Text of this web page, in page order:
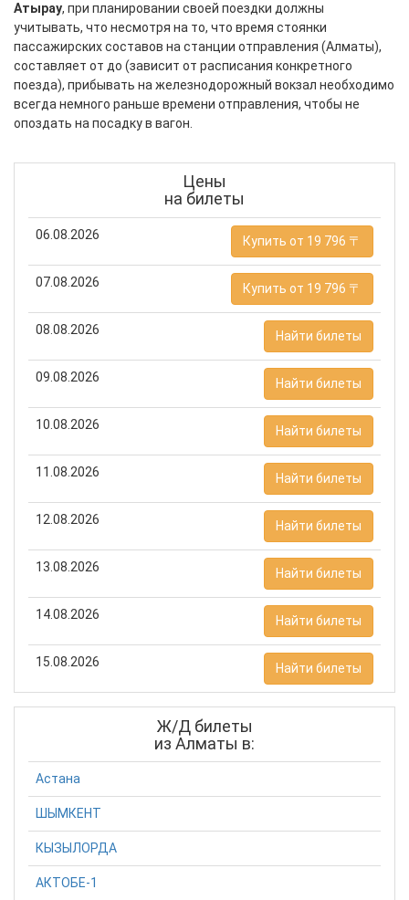
Атырау, при планировании своей поездки должны
учитывать, что несмотря на то, что время стоянки
пассажирских составов на станции отправления (Алматы),
составляет от до (зависит от расписания конкретного
поезда), прибывать на железнодорожный вокзал необходимо
всегда немного раньше времени отправления, чтобы не
опоздать на посадку в вагон.
Цены
на билеты
06.08.2026 Купить от 19 796 〒
07.08.2026 Купить от 19 796 〒
08.08.2026 Найти билеты
09.08.2026 Найти билеты
10.08.2026 Найти билеты
11.08.2026 Найти билеты
12.08.2026 Найти билеты
13.08.2026 Найти билеты
14.08.2026 Найти билеты
15.08.2026 Найти билеты
Ж/Д билеты
из Алматы в:
Астана
ШЫМКЕНТ
КЫЗЫЛОРДА
АКТОБЕ-1